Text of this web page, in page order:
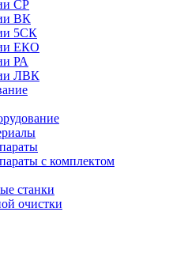
СР
ВК
5СК
ЕКО
РА
ЛВК
с комплектом
станки
очистки